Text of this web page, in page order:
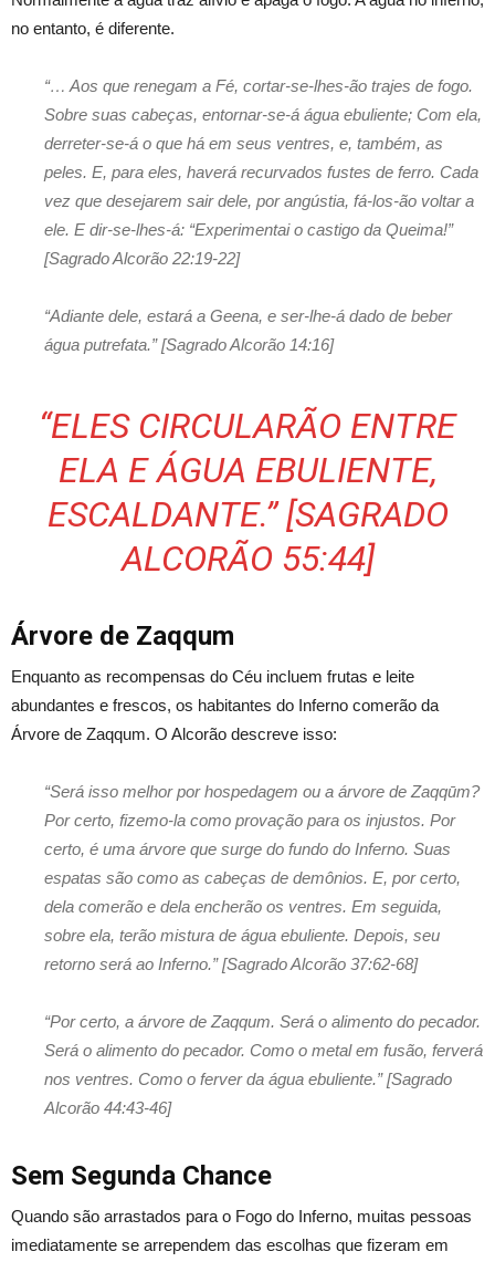
no entanto, é diferente.
“… Aos que renegam a Fé, cortar-se-lhes-ão trajes de fogo.
Sobre suas cabeças, entornar-se-á água ebuliente; Com ela,
derreter-se-á o que há em seus ventres, e, também, as
peles. E, para eles, haverá recurvados fustes de ferro. Cada
vez que desejarem sair dele, por angústia, fá-los-ão voltar a
ele. E dir-se-lhes-á: “Experimentai o castigo da Queima!”
[Sagrado Alcorão 22:19-22]
“Adiante dele, estará a Geena, e ser-lhe-á dado de beber
água putrefata.” [Sagrado Alcorão 14:16]
“ELES CIRCULARÃO ENTRE
ELA E ÁGUA EBULIENTE,
ESCALDANTE.” [SAGRADO
ALCORÃO 55:44]
Árvore de Zaqqum
Enquanto as recompensas do Céu incluem frutas e leite
abundantes e frescos, os habitantes do Inferno comerão da
Árvore de Zaqqum. O Alcorão descreve isso:
“Será isso melhor por hospedagem ou a árvore de Zaqqūm?
Por certo, fizemo-la como provação para os injustos. Por
certo, é uma árvore que surge do fundo do Inferno. Suas
espatas são como as cabeças de demônios. E, por certo,
dela comerão e dela encherão os ventres. Em seguida,
sobre ela, terão mistura de água ebuliente. Depois, seu
retorno será ao Inferno.” [Sagrado Alcorão 37:62-68]
“Por certo, a árvore de Zaqqum. Será o alimento do pecador.
Será o alimento do pecador. Como o metal em fusão, ferverá
nos ventres. Como o ferver da água ebuliente.” [Sagrado
Alcorão 44:43-46]
Sem Segunda Chance
Quando são arrastados para o Fogo do Inferno, muitas pessoas
imediatamente se arrependem das escolhas que fizeram em